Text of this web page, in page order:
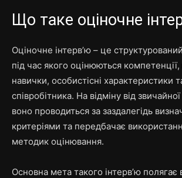
Що таке оціночне
Оціночне інтерв’ю – це
під час якого оцінюються компетенції,
навички, особистісні характеристики
співробітника. На відміну від
воно проводиться за заздалегідь
критеріями та передбачає
методик оцінювання.
Основна мета такого інтерв’ю полягає